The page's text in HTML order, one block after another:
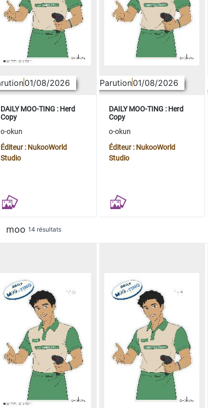
01/08/2026
DAILY MOO-TING : Herd
Copy
o-okun
Éditeur : NukooWorld
Studio
Parution01/08/2026
DAILY MOO-TING : Herd
Copy
o-okun
Éditeur : NukooWorld
Studio
moo 14 résultats